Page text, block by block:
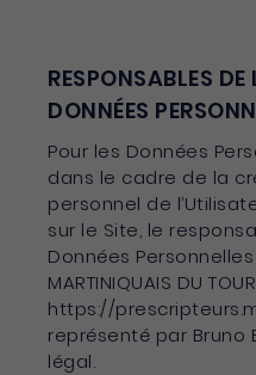
RESPONSABLES
DONNÉES
Pour les Données
dans le cadre de la
personnel de
sur le Site, le
Données Personnelles
MARTINIQUAIS DU
https://
représenté par Bruno
légal.